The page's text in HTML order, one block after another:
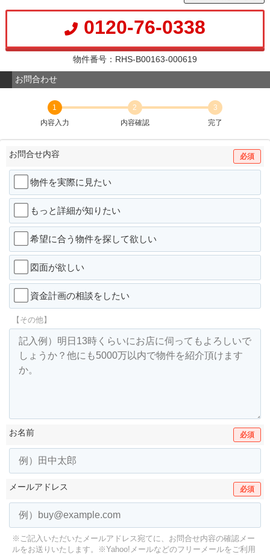
0120-76-0338
物件番号：RHS-B00163-000619
お問合わせ
1
内容入力
2
内容確認
3
完了
お問合せ内容 必須
物件を実際に見たい
もっと詳細が知りたい
希望に合う物件を探して欲しい
図面が欲しい
資金計画の相談をしたい
【その他】
お名前 必須
メールアドレス 必須
※ご記入いただいたメールアドレス宛てに、お問合せ内容の確認メー
ルをお送りいたします。
※Yahoo!メールなどのフリーメールをご利用